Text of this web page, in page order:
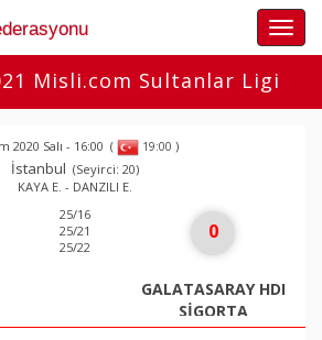
Misli.com Sultanlar Ligi
2020 Salı - 16:00 ( 19:00 )
İstanbul (Seyirci: 20)
KAYA E. - DANZILI E.
25/16
25/21
25/22
0
GALATASARAY HDI
SİGORTA